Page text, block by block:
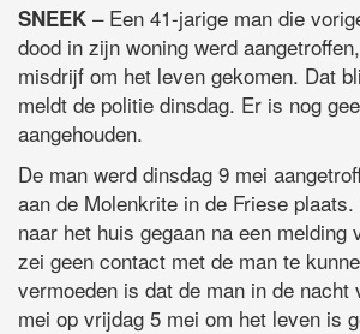
SNEEK – Een 41-jarige man die
dood in zijn woning werd
misdrijf om het leven gekomen. Dat
meldt de politie dinsdag. Er is nog
aangehouden.
De man werd dinsdag 9 mei
aan de Molenkrite in de Friese
naar het huis gegaan na een melding
zei geen contact met de man te
vermoeden is dat de man in de nacht
mei op vrijdag 5 mei om het leven is